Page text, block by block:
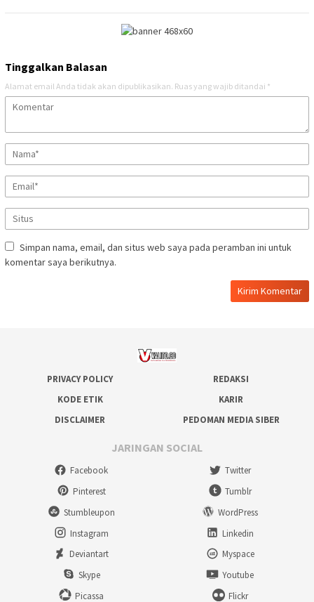
Tinggalkan Balasan
Alamat email Anda tidak akan dipublikasikan. Ruas yang wajib ditandai *
Simpan nama, email, dan situs web saya pada peramban ini untuk
komentar saya berikutnya.
PRIVACY POLICY
REDAKSI
KODE ETIK
KARIR
DISCLAIMER
PEDOMAN MEDIA SIBER
JARINGAN SOCIAL
Facebook
Twitter
Pinterest
Tumblr
Stumbleupon
WordPress
Instagram
Linkedin
Deviantart
Myspace
Skype
Youtube
Picassa
Flickr